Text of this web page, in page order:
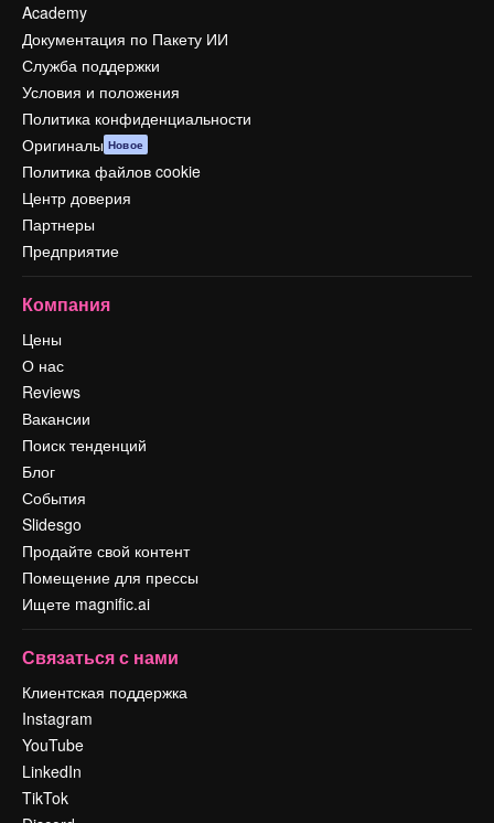
Academy
Документация по Пакету ИИ
Служба поддержки
Условия и положения
Политика конфиденциальности
Оригиналы Новое
Политика файлов cookie
Центр доверия
Партнеры
Предприятие
Компания
Цены
О нас
Reviews
Вакансии
Поиск тенденций
Блог
События
Slidesgo
Продайте свой контент
Помещение для прессы
Ищете magnific.ai
Связаться с нами
Клиентская поддержка
Instagram
YouTube
LinkedIn
TikTok